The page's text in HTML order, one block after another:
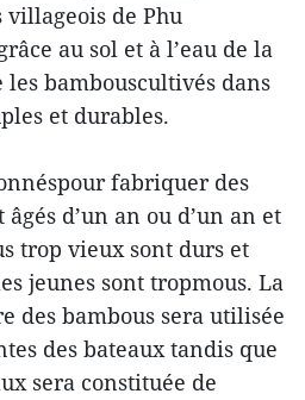
villageois de Phu
au sol et à l’eau de la
bambouscultivés dans
et durables.
fabriquer des
d’un an ou d’un an et
trop vieux sont durs et
jeunes sont tropmous. La
des bambous sera utilisée
des bateaux tandis que
sera constituée de